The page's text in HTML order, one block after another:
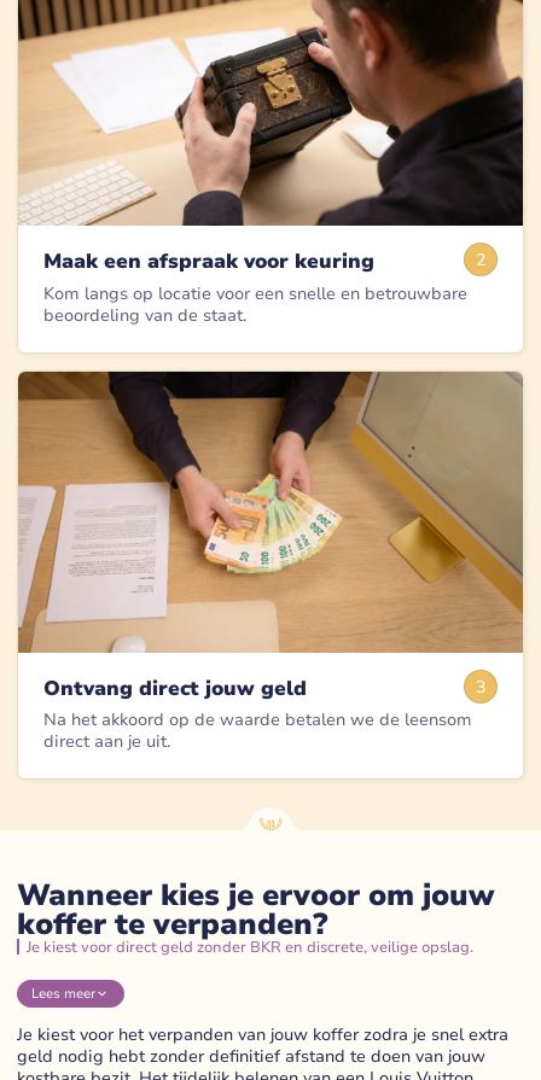
2
Maak een afspraak voor keuring
Kom langs op locatie voor een snelle en betrouwbare
beoordeling van de staat.
3
Ontvang direct jouw geld
Na het akkoord op de waarde betalen we de leensom
direct aan je uit.
Wanneer kies je ervoor om jouw
koffer te verpanden?
Je kiest voor direct geld zonder BKR en discrete, veilige opslag.
Lees meer
Je kiest voor het verpanden van jouw koffer zodra je snel extra
geld nodig hebt zonder definitief afstand te doen van jouw